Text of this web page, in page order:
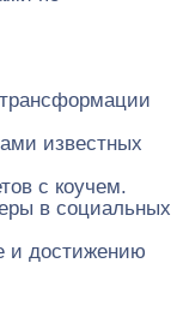
известных
с коучем.
в социальных
и достижению